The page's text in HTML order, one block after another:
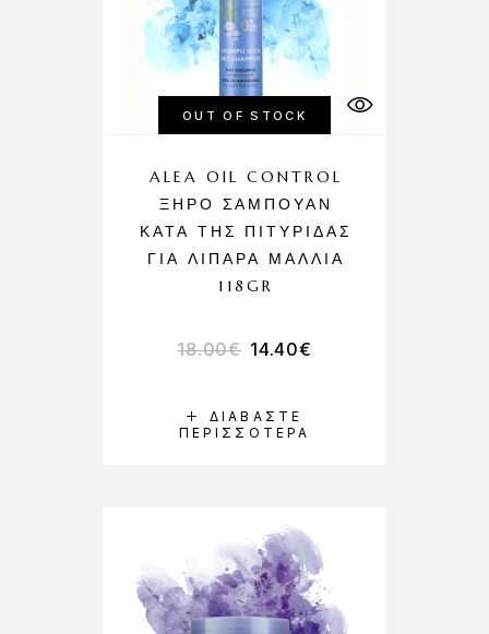
OUT OF STOCK
ΔΙΑΒΆΣΤΕ
ΠΕΡΙΣΣΌΤΕΡΑ
ALEA OIL CONTROL
ΞΗΡΌ ΣΑΜΠΟΥΆΝ
ΚΑΤΆ ΤΗΣ ΠΙΤΥΡΊΔΑΣ
ΓΙΑ ΛΙΠΑΡΆ ΜΑΛΛΙΆ
118GR
18.00€ 14.40€